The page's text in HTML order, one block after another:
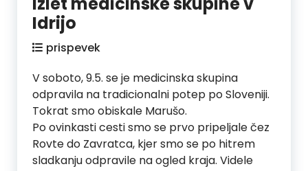
Idrijo
prispevek
V soboto, 9.5. se je medicinska skupina
odpravila na tradicionalni potep po Sloveniji.
Tokrat smo obiskale Marušo.
Po ovinkasti cesti smo se prvo pripeljale čez
Rovte do Zavratca, kjer smo se po hitrem
sladkanju odpravile na ogled kraja. Videle